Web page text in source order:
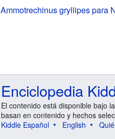
Ammotrechinus gryllipes para
Enciclopedia
El contenido está disponible bajo
basan en contenido y hechos
Kiddle Español
English